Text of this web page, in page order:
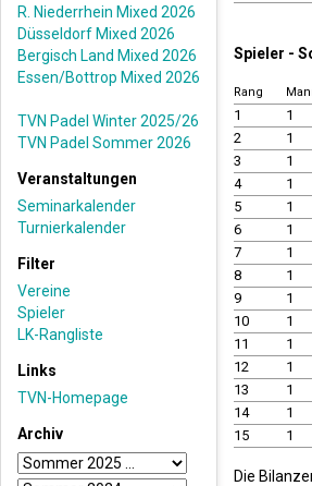
R. Niederrhein Mixed 2026
Düsseldorf Mixed 2026
Bergisch Land Mixed 2026
Essen/Bottrop Mixed 2026
TVN Padel Winter 2025/26
TVN Padel Sommer 2026
Veranstaltungen
Seminarkalender
Turnierkalender
Filter
Vereine
Spieler
LK-Rangliste
Links
TVN-Homepage
Archiv
Spieler -
Rang
1 1
2
1
3
1
4
1
5
1
6
1
7
1
8
1
9
1
10
1
11
1
12
1
13
1
14
1
15
1
Die